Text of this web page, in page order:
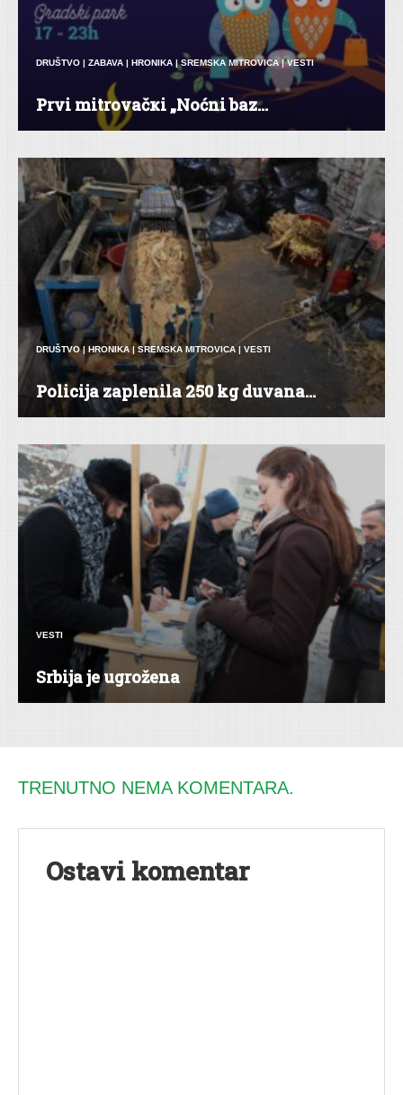
DRUŠTVO ZABAVA HRONIKA |SREMSKA MITROVICA|VESTI
Prvi mitrovačкi „Noćni baz...
DRUŠTVO| HRONIKA| SREMSKA MITROVICA | VESTI
Policija zaplenila 250 kg duvana...
VESTI
Srbija je ugrožena
TRENUTNO NEMA KOMENTARA.
Ostavi komentar